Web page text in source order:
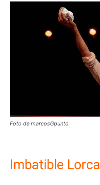
Foto de marcosGpunto
Imbatible Lorca